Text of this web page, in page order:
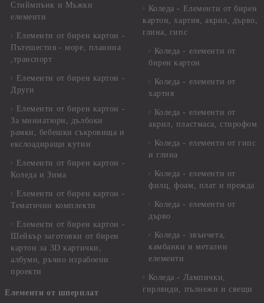
Стиймпънк и Мъжки
елементи
Елементи от бирен картон -
Пътешестия - море, планина
,транспорт
Елементи от бирен картон -
Други
Елементи от бирен картон -
За миниатюри, дълбоки
рамки, бебешки съкровища и
екслоадиращи кутии
Елементи от бирен картон -
Коледа и Зима
Елементи от бирен картон -
Тематични комплекти
Елементи от бирен картон -
Шейкър заготовки от бирен
картон за 3D картички,
албуми, ръчно израбоени
проекти
Елементи от шперплат
Коледа - Eлементи от бирен
картон, хартия, акрил, дърво,
глина, гипс
Коледа - елементи от
бирен картон
Коледа - елементи от
хартия
Коледа - елементи от
акрил, пластмаса, стирофом
Коледа - елементи от гипс
и глина
Коледа - елементи от
филц, фоам, плат и прежда
Коледа - елементи от
дърво
Коледа - звънчета,
камбанки и метални
елементи
Коледа - Лампички,
гирлянди, пълнежи и свещи